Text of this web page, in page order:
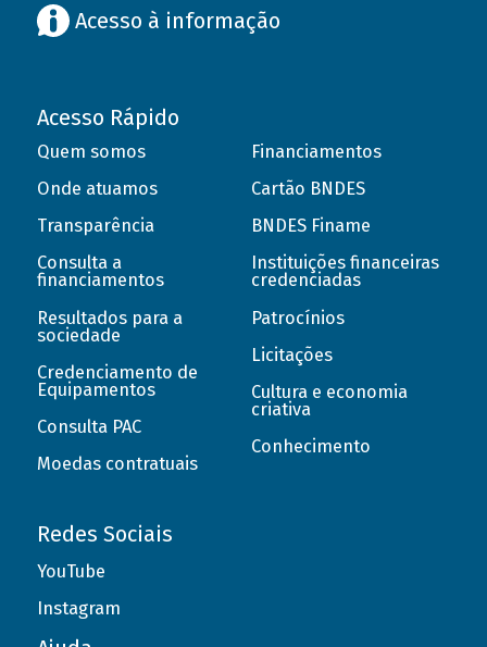
Acesso à informação
Acesso Rápido
Quem somos
Onde atuamos
Transparência
Consulta a
financiamentos
Resultados para a
sociedade
Credenciamento de
Equipamentos
Consulta PAC
Moedas contratuais
Financiamentos
Cartão BNDES
BNDES Finame
Instituições financeiras
credenciadas
Patrocínios
Licitações
Cultura e economia
criativa
Conhecimento
Redes Sociais
YouTube
Instagram